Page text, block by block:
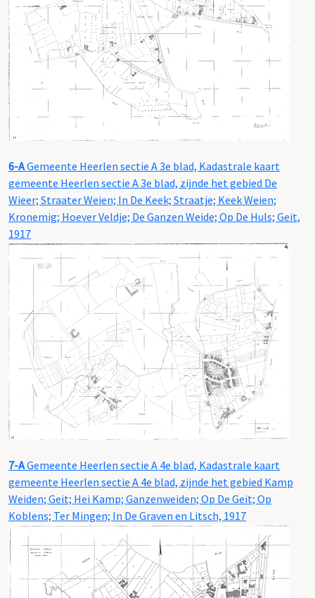
6-AGemeente Heerlen sectie A 3e blad, Kadastrale kaart
gemeente Heerlen sectie A 3e blad, zijnde het gebied De
Wieer; Straater Weien; In De Keek; Straatje; Keek Weien;
Kronemig; Hoever Veldje; De Ganzen Weide; Op De Huls; Geit,
1917
7-AGemeente Heerlen sectie A 4e blad, Kadastrale kaart
gemeente Heerlen sectie A 4e blad, zijnde het gebied Kamp
Weiden; Geit; Hei Kamp; Ganzenweiden; Op De Geit; Op
Koblens; Ter Mingen; In De Graven en Litsch, 1917